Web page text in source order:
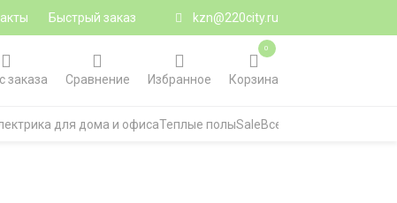
Быстрый заказ kzn@220city.ru
заказа Сравнение Избранное Корзина
0
для дома и офисаТеплые полыSaleВсе категории